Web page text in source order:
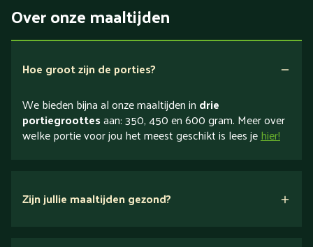
Over onze maaltijden
Hoe groot zijn de porties?
We bieden bijna al onze maaltijden in drie
portiegroottesaan: 350, 450 en 600 gram. Meer over
welke portie voor jou het meest geschikt is lees jehier!
Zijn jullie maaltijden gezond?